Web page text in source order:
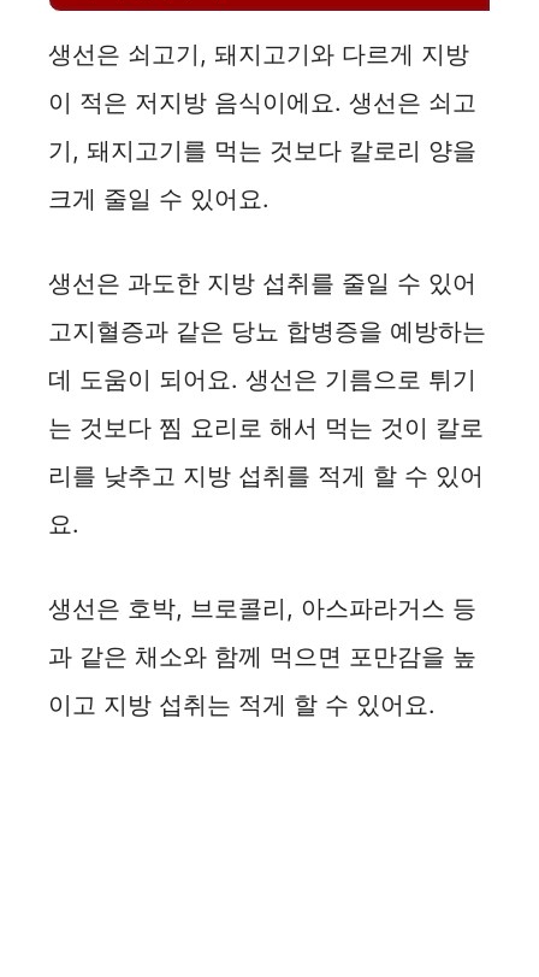
생선은 쇠고기, 돼지고기와 다르게 지방
이 적은 저지방 음식이에요. 생선은 쇠고
기, 돼지고기를 먹는 것보다 칼로리 양을
크게 줄일 수 있어요.
생선은 과도한 지방 섭취를 줄일 수 있어
고지혈증과 같은 당뇨 합병증을 예방하는
데 도움이 되어요. 생선은 기름으로 튀기
는 것보다 찜 요리로 해서 먹는 것이 칼로
리를 낮추고 지방 섭취를 적게 할 수 있어
요.
생선은 호박, 브로콜리, 아스파라거스 등
과 같은 채소와 함께 먹으면 포만감을 높
이고 지방 섭취는 적게 할 수 있어요.